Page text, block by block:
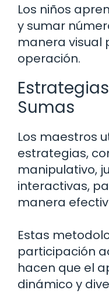
Los niños
y sumar
manera visual
operación.
Sumas
Los maestros
estrategias,
manipulativo,
interactivas,
manera
Estas
participación
hacen que el
dinámico y